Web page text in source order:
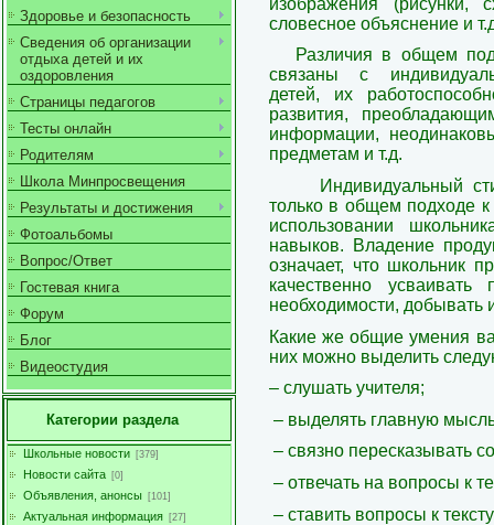
Здоровье и безопасность
Сведения об организации
отдыха детей и их
оздоровления
Страницы педагогов
Тесты онлайн
Родителям
Школа Минпросвещения
Результаты и достижения
Фотоальбомы
Вопрос/Ответ
Гостевая книга
Форум
Блог
Видеостудия
Категории раздела
Школьные новости [379]
Новости сайта [0]
Объявления, анонсы [101]
Актуальная информация [27]
словесное объяснение и
Различия в общем
связаны с
детей, их
развития,
информации,
предметам и т.д.
Индивидуальный
только в общем подходе
использовании
навыков. Владение
означает, что школьник
качественно
необходимости, добывать
Какие же общие умения
них можно выделить
– слушать учителя;
– выделять главную
– связно пересказывать
– отвечать на вопросы к
– ставить вопросы к